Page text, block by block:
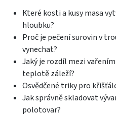
Které kosti a kusy masa
hloubku?
Proč je pečení surovin v
vynechat?
Jaký je rozdíl mezi
teplotě záleží?
Osvědčené triky pro
Jak správně skladovat
polotovar?